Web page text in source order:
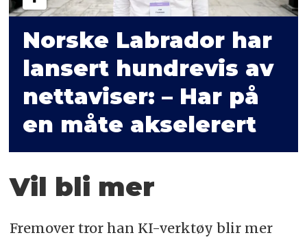
Norske Labrador har
lansert hundrevis av
nettaviser: – Har på
en måte akselerert
Vil bli mer
Fremover tror han KI-verktøy blir mer